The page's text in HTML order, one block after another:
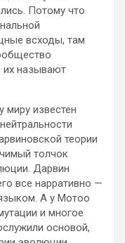
Потому что
всходы, там
их называют
миру известен
теории
толчок
Дарвин
все нарративно —
А у Мотоо
и многое
основой,